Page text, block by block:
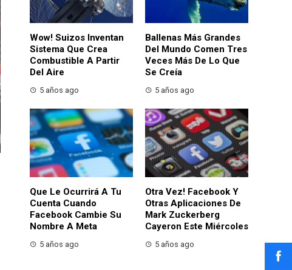
Wow! Suizos Inventan
Sistema Que Crea
Combustible A Partir
Del Aire
5 años ago
Ballenas Más Grandes
Del Mundo Comen Tres
Veces Más De Lo Que
Se Creía
5 años ago
Que Le Ocurrirá A Tu
Cuenta Cuando
Facebook Cambie Su
Nombre A Meta
5 años ago
Otra Vez! Facebook Y
Otras Aplicaciones De
Mark Zuckerberg
Cayeron Este Miércoles
5 años ago